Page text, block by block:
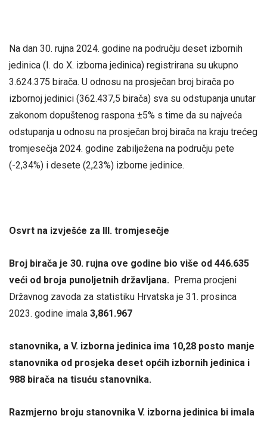
Na dan 30. rujna 2024. godine na području deset izbornih
jedinica (I. do X. izborna jedinica) registrirana su ukupno
3.624.375 birača. U odnosu na prosječan broj birača po
izbornoj jedinici (362.437,5 birača) sva su odstupanja unutar
zakonom dopuštenog raspona ±5% s time da su najveća
odstupanja u odnosu na prosječan broj birača na kraju trećeg
tromjesečja 2024. godine zabilježena na području pete
(-2,34%) i desete (2,23%) izborne jedinice.
Osvrt na izvješće za III. tromjesečje
Broj birača je 30. rujna ove godine bio više od 446.635
veći od broja punoljetnih državljana. Prema procjeni
Državnog zavoda za statistiku Hrvatska je 31. prosinca
2023. godine imala 3,861.967
stanovnika, a V. izborna jedinica ima 10,28 posto manje
stanovnika od prosjeka deset općih izbornih jedinica i
988 birača na tisuću stanovnika.
Razmjerno broju stanovnika V. izborna jedinica bi imala